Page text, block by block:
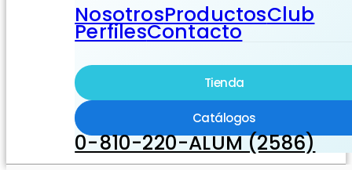
NosotrosProductosClub
PerfilesContacto
Tienda
Catálogos
0-810-220-ALUM (2586)